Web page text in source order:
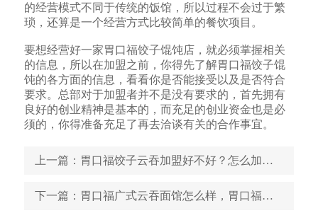
的经营模式不同于传统的饭馆，所以过程不会过于繁
琐，还算是一个经营方式比较简单的餐饮项目。
要想经营好一家胃口福饺子馄饨店，就必须掌握相关
的信息，所以在加盟之前，你得先了解胃口福饺子馄
饨的各方面的信息，看看你是否能接受以及是否符合
要求。总部对于加盟者并不是没有要求的，首先拥有
良好的创业精神是基本的，而充足的创业资金也是必
须的，你得准备充足了再去洽谈有关的合作事宜。
上一篇 ：胃口福饺子云吞加盟好不好？怎么加盟？
下一篇 ：胃口福广式云吞面馆怎么样，胃口福广式云吞面馆加盟费多少